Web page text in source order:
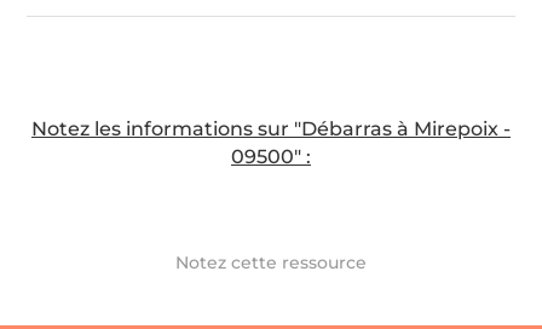
Notez les informations sur "Débarras à Mirepoix -
09500" :
Notez cette ressource